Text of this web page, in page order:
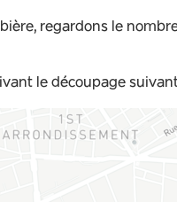
regardons le
le découpage